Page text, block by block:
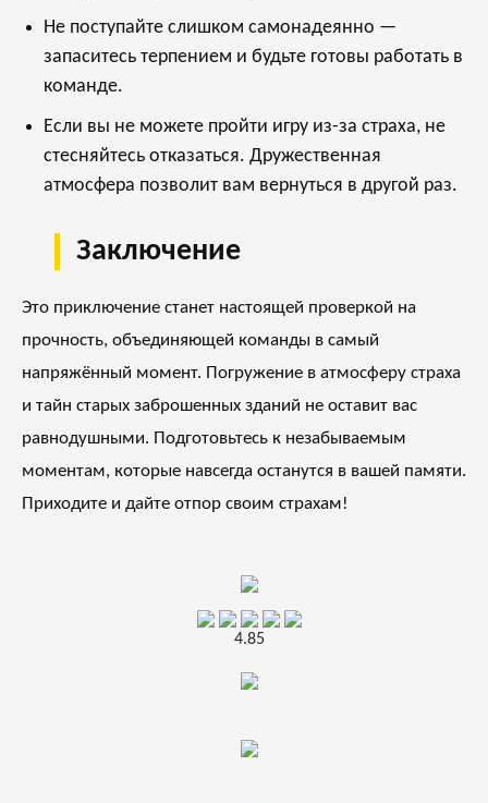
Не поступайте слишком самонадеянно —
запаситесь терпением и будьте готовы работать в
команде.
Если вы не можете пройти игру из-за страха, не
стесняйтесь отказаться. Дружественная
атмосфера позволит вам вернуться в другой раз.
Заключение
Это приключение станет настоящей проверкой на
прочность, объединяющей команды в самый
напряжённый момент. Погружение в атмосферу страха
и тайн старых заброшенных зданий не оставит вас
равнодушными. Подготовьтесь к незабываемым
моментам, которые навсегда останутся в вашей памяти.
Приходите и дайте отпор своим страхам!
4.85